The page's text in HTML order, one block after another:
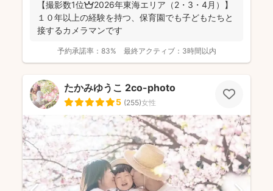
【撮影数1位👑2026年東海エリア（2・3・4月）】
１０年以上の経験を持つ、保育園でも子どもたちと
接するカメラマンです
予約承諾率： 83% 最終アクティブ： 3時間以内
たかみゆうこ 2co-photo
5 (255)女性